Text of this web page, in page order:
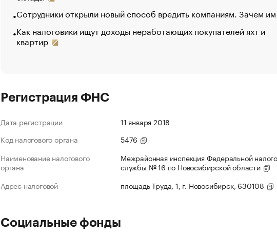
Сотрудники открыли новый способ вредить компаниям. Зачем
Как налоговики ищут доходы неработающих покупателей яхт и
квартир
Регистрация ФНС
Дата регистрации
11 января 2018
Код налогового органа
5476
Наименование налогового
органа
Межрайонная инспекция Федеральной
службы № 16 по Новосибирской области
Адрес налоговой
площадь Труда, 1, г. Новосибирск, 630108
Социальные фонды